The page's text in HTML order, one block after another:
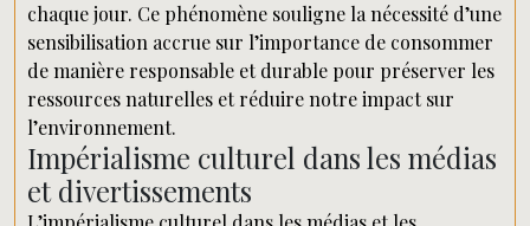
chaque jour. Ce phénomène souligne la nécessité d’une
sensibilisation accrue sur l’importance de consommer
de manière responsable et durable pour préserver les
ressources naturelles et réduire notre impact sur
l’environnement.
Impérialisme culturel dans les médias
et divertissements